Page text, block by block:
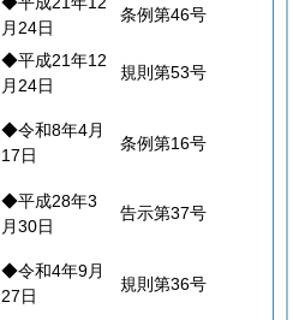
月24日
条例第46号
◆平成21年12
月24日
規則第53号
◆令和8年4月
17日
条例第16号
◆平成28年3
月30日
告示第37号
◆令和4年9月
27日
規則第36号